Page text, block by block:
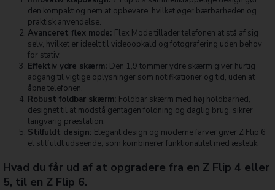
den kompakt og nem at opbevare, hvilket øger bærbarheden og
praktisk anvendelse.
Avanceret flex mode: Flex Mode tillader telefonen at stå af sig
selv, hvilket er ideelt til videoopkald og fotografering uden behov
for stativ.
Effektiv ydre skærm: Den 1,9 tommer ydre skærm giver hurtig
adgang til vigtige oplysninger som notifikationer og tid, uden at
åbne telefonen.
Robust foldbar skærm: Foldbar skærm med høj holdbarhed,
designet til at modstå gentagen foldning og daglig brug, sikrer
langvarig præstation.
Stilfuldt design: Elegant design og moderne farver giver Z Flip 6
et stilfuldt udseende, som kombinerer funktionalitet med æstetik.
Hvad du får ud af at opgradere fra en Z Flip 4 eller
5, til en Z Flip 6.